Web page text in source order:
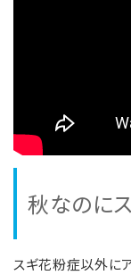
秋なのに
スギ花粉症以外に